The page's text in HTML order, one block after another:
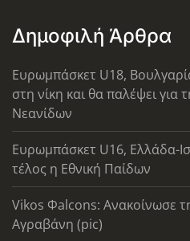
Δημοφιλή Άρθρα
Ευρωμπάσκετ U18,
στη νίκη και θα παλέψει για
Νεανίδων
Ευρωμπάσκετ U16, Ελλάδα-
τέλος η Εθνική Παίδων
Vikos Φalcons: Ανακοίνωσε
Αγραβάνη (pic)